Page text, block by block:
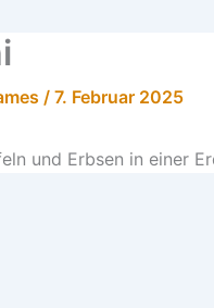
/ 7. Februar 2025
und Erbsen in einer